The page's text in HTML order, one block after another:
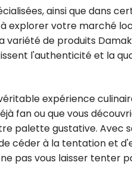
ainsi que dans
explorer votre marché
de produits
l'authenticité et la
expérience
fan ou que vous
palette gustative. Avec
céder à la tentation et
pas vous laisser tenter